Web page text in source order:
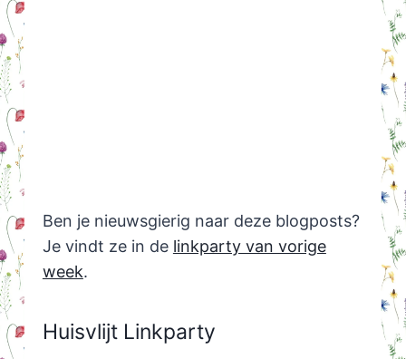
Ben je nieuwsgierig naar deze blogposts?
Je vindt ze in de linkparty van vorige
week.
Huisvlijt Linkparty